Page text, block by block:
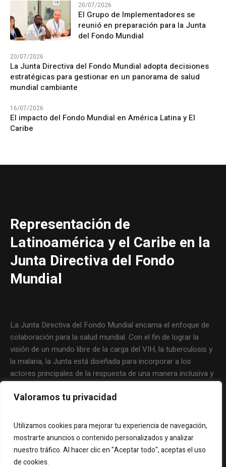
Valoramos tu privacidad
Utilizamos cookies para mejorar tu experiencia de navegación,
mostrarte anuncios o contenido personalizados y analizar
nuestro tráfico. Al hacer clic en "Aceptar todo", aceptas el uso
de cookies.
20/07/2026
El Grupo de Implementadores se
reunió en preparación para la Junta
del Fondo Mundial
20/07/2026
La Junta Directiva del Fondo Mundial adopta decisiones
estratégicas para gestionar en un panorama de salud
mundial cambiante
16/07/2026
El impacto del Fondo Mundial en América Latina y El
Caribe
Representación de
Latinoamérica y el Caribe en la
Junta Directiva del Fondo
Mundial
La Junta Directiva del Fondo Mundial encarna el enfoque de
colaboración para la salud mundial. Con el fin de lograr la
visión de un mundo libre de la carga del VIH, la tuberculosis y
la malaria, la Junta está diseñada para incorporar a los
actores principales de la respuesta de una manera inclusiva y
cotidiano de la Junta abarcan la responsabilidad compartida y